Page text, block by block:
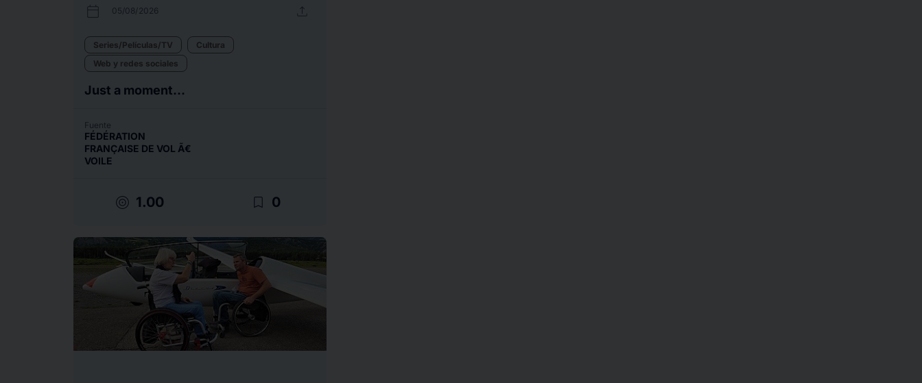
calendar_today 05/08/2026 upload
Series/Películas/TV
Cultura
Web y redes sociales
Just a moment...
Fuente
FÉDÉRATION
FRANÇAISE DE VOL Ã€
VOILE
target 1.00 bookmark_border 0